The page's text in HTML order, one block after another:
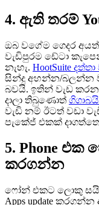
4. ඇති තරම්
ඔබ වගේම ගෙදර අයත්
වැඩිපුරම ඩේටා
නැහැ. HootSuite දත්තා
සින්දු අහන්න/බලන්න
බවයි. ඉතින් වැඩ කරන
දාලා තිබුණොත්
වැඩි නම් ඊටත් වඩා
පැකේජ් එකක්
5. Phone
කරගන්න
ෆෝන් එකට ලොකු
Apps update